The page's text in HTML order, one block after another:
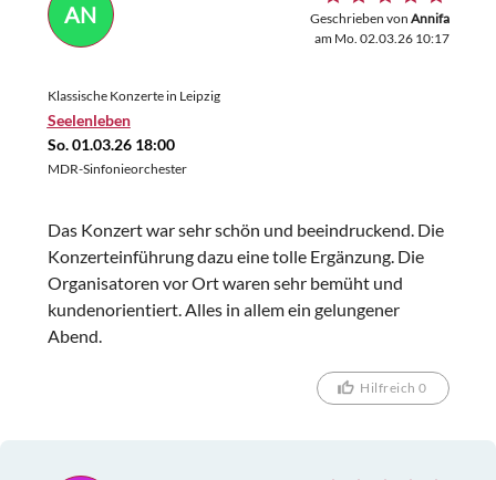
AN Geschrieben von Annifa
am Mo. 02.03.26 10:17
Klassische Konzerte in Leipzig
Seelenleben
So. 01.03.26 18:00
MDR-Sinfonieorchester
Das Konzert war sehr schön und beeindruckend. Die
Konzerteinführung dazu eine tolle Ergänzung. Die
Organisatoren vor Ort waren sehr bemüht und
kundenorientiert. Alles in allem ein gelungener
Abend.
Hilfreich 0